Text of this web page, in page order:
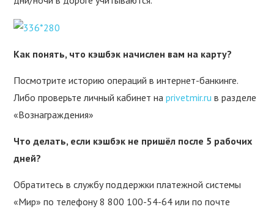
Как понять, что кэшбэк начислен вам на карту?
Посмотрите историю операций в интернет-банкинге.
Либо проверьте личный кабинет наprivetmir.ru в разделе
«Вознаграждения»
Что делать, если кэшбэк не пришёл после 5 рабочих
дней?
Обратитесь в службу поддержки платежной системы
«Мир» по телефону 8 800 100-54-64 или по почте